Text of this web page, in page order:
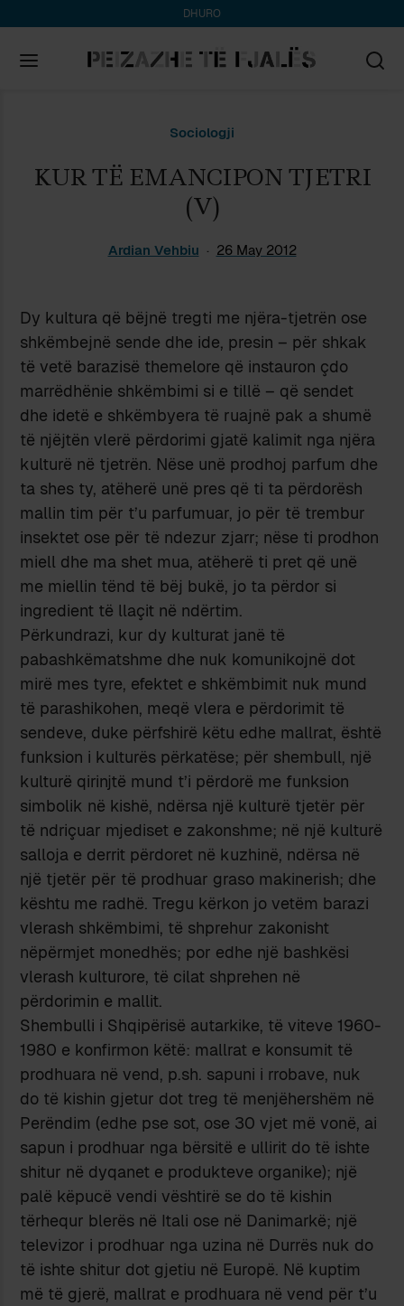
DHURO
Sociologji
KUR TË EMANCIPON TJETRI
(V)
Ardian Vehbiu 26 May 2012
Dy kultura që bëjnë tregti me njëra-tjetrën ose
shkëmbejnë sende dhe ide, presin – për shkak
të vetë barazisë themelore që instauron çdo
marrëdhënie shkëmbimi si e tillë – që sendet
dhe idetë e shkëmbyera të ruajnë pak a shumë
të njëjtën vlerë përdorimi gjatë kalimit nga njëra
kulturë në tjetrën. Nëse unë prodhoj parfum dhe
ta shes ty, atëherë unë pres që ti ta përdorësh
mallin tim për t’u parfumuar, jo për të trembur
insektet ose për të ndezur zjarr; nëse ti prodhon
miell dhe ma shet mua, atëherë ti pret që unë
me miellin tënd të bëj bukë, jo ta përdor si
ingredient të llaçit në ndërtim.
Përkundrazi, kur dy kulturat janë të
pabashkëmatshme dhe nuk komunikojnë dot
mirë mes tyre, efektet e shkëmbimit nuk mund
të parashikohen, meqë vlera e përdorimit të
sendeve, duke përfshirë këtu edhe mallrat, është
funksion i kulturës përkatëse; për shembull, një
kulturë qirinjtë mund t’i përdorë me funksion
simbolik në kishë, ndërsa një kulturë tjetër për
të ndriçuar mjediset e zakonshme; në një kulturë
salloja e derrit përdoret në kuzhinë, ndërsa në
një tjetër për të prodhuar graso makinerish; dhe
kështu me radhë. Tregu kërkon jo vetëm barazi
vlerash shkëmbimi, të shprehur zakonisht
nëpërmjet monedhës; por edhe një bashkësi
vlerash kulturore, të cilat shprehen në
përdorimin e mallit.
Shembulli i Shqipërisë autarkike, të viteve 1960-
1980 e konfirmon këtë: mallrat e konsumit të
prodhuara në vend, p.sh. sapuni i rrobave, nuk
do të kishin gjetur dot treg të menjëhershëm në
Perëndim (edhe pse sot, ose 30 vjet më vonë, ai
sapun i prodhuar nga bërsitë e ullirit do të ishte
shitur në dyqanet e produkteve organike); një
palë këpucë vendi vështirë se do të kishin
tërhequr blerës në Itali ose në Danimarkë; një
televizor i prodhuar nga uzina në Durrës nuk do
të ishte shitur dot gjetiu në Europë. Në kuptim
më të gjerë, mallrat e prodhuara në vend për t’u